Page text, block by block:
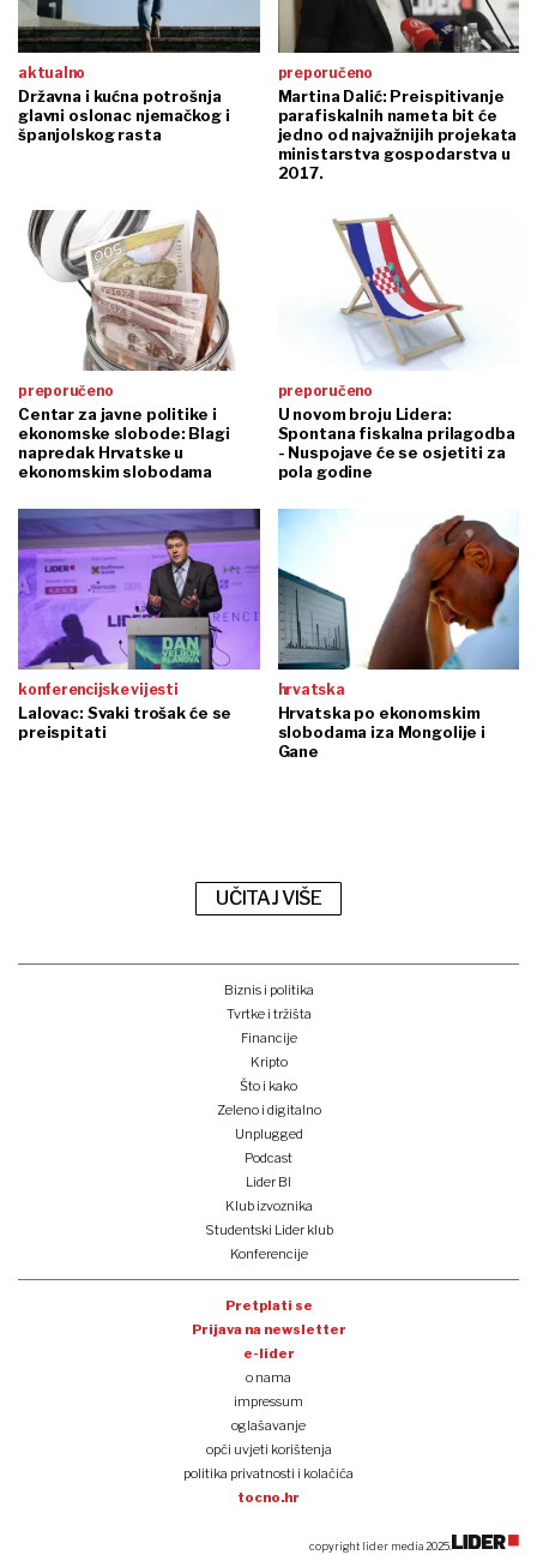
aktualno
Državna i kućna potrošnja
glavni oslonac njemačkog i
španjolskog rasta
preporučeno
Martina Dalić: Preispitivanje
parafiskalnih nameta bit će
jedno od najvažnijih projekata
ministarstva gospodarstva u
2017.
preporučeno
Centar za javne politike i
ekonomske slobode: Blagi
napredak Hrvatske u
ekonomskim slobodama
preporučeno
U novom broju Lidera:
Spontana fiskalna prilagodba
- Nuspojave će se osjetiti za
pola godine
konferencijske vijesti
Lalovac: Svaki trošak će se
preispitati
hrvatska
Hrvatska po ekonomskim
slobodama iza Mongolije i
Gane
UČITAJ VIŠE
Biznis i politika
Tvrtke i tržišta
Financije
Kripto
Što i kako
Zeleno i digitalno
Unplugged
Podcast
Lider BI
Klub izvoznika
Studentski Lider klub
Konferencije
Pretplati se
Prijava na newsletter
e-lider
o nama
impressum
oglašavanje
opći uvjeti korištenja
politika privatnosti i kolačića
tocno.hr
copyright lider media 2025.